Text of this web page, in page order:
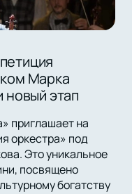
Марка
новый этап
приглашает на
оркестра» под
Это уникальное
посвящено
богатству